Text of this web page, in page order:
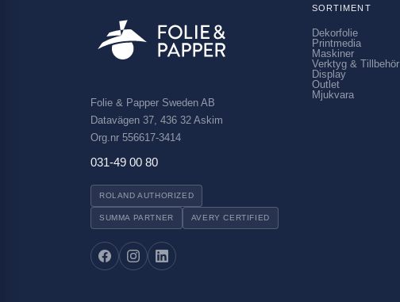
Folie & Papper Sweden AB
Datavägen 37, 436 32 Askim
Org.nr 556617-3414
031-49 00 80
ROLAND AUTHORIZED
SUMMA PARTNER AVERY CERTIFIED
SORTIMENT
Dekorfolie
Printmedia
Maskiner
Verktyg & Tillbehör
Display
Outlet
Mjukvara